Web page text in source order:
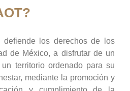
defiende los derechos de los
de México, a disfrutar de un
territorio ordenado para su
mediante la promoción y